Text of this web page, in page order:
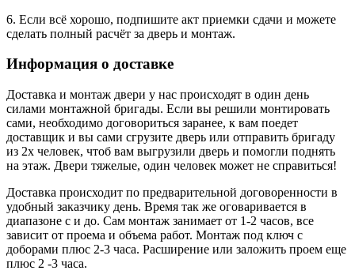
6. Если всё хорошо, подпишите акт приемки сдачи и можете
сделать полный расчёт за дверь и монтаж.
Информация о доставке
Доставка и монтаж двери у нас происходят в один день
силами монтажной бригады. Если вы решили монтировать
сами, необходимо договориться заранее, к вам поедет
доставщик и вы сами сгрузите дверь или отправить бригаду
из 2х человек, чтоб вам выгрузили дверь и помогли поднять
на этаж. Двери тяжелые, один человек может не справиться!
Доставка происходит по предварительной договоренности в
удобный заказчику день. Время так же оговаривается в
диапазоне с и до. Сам монтаж занимает от 1-2 часов, все
зависит от проема и объема работ. Монтаж под ключ с
доборами плюс 2-3 часа. Расширение или заложить проем еще
плюс 2 -3 часа.